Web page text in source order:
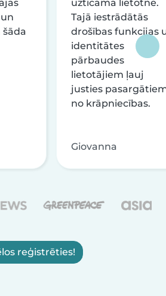
uzticama lietotne.
Tajā iestrādātās
drošības funkcijas
identitātes
pārbaudes
lietotājiem ļauj
justies
no krāpniecības.
Giovanna
reģistrēties!